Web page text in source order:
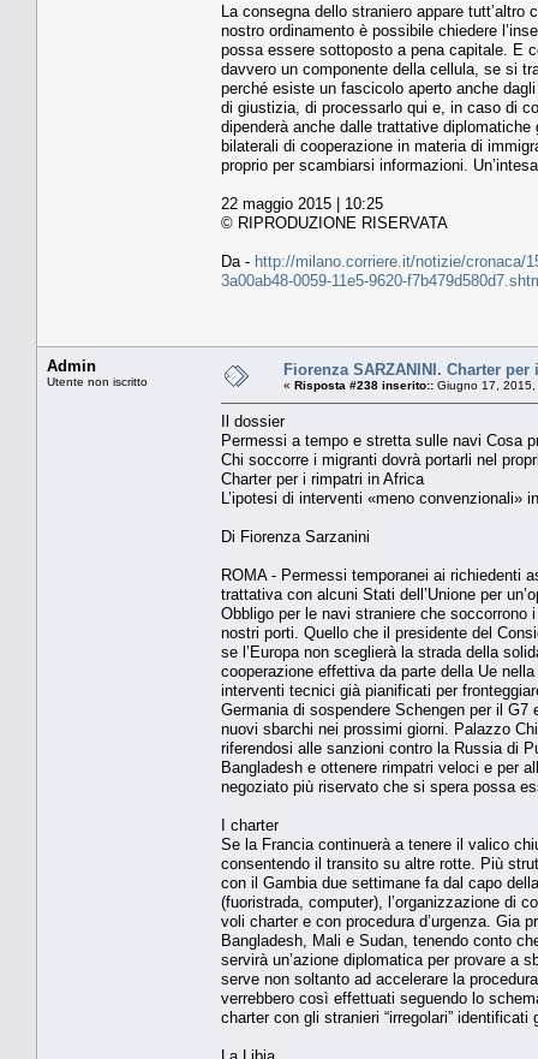
La consegna dello straniero appare
nostro ordinamento è possibile chiedere
possa essere sottoposto a pena capitale. E
davvero un componente della cellula, se si
perché esiste un fascicolo aperto anche
di giustizia, di processarlo qui e, in caso di
dipenderà anche dalle trattative
bilaterali di cooperazione in materia di
proprio per scambiarsi informazioni.
22 maggio 2015 | 10:25
© RIPRODUZIONE RISERVATA
Da - http://milano.corriere.it/notizie/cronaca/
3a00ab48-0059-11e5-9620-
Admin
Utente non iscritto
Fiorenza SARZANINI. Charter
« Risposta #238 inserito:: Giugno 17,
Il dossier
Permessi a tempo e stretta sulle navi Cosa
Chi soccorre i migranti dovrà portarli nel
Charter per i rimpatri in Africa
L’ipotesi di interventi «meno convenzionali»
Di Fiorenza Sarzanini
ROMA - Permessi temporanei ai richiedenti
trattativa con alcuni Stati dell’Unione per
Obbligo per le navi straniere che soccorrono
nostri porti. Quello che il presidente del
se l’Europa non sceglierà la strada della
cooperazione effettiva da parte della Ue
interventi tecnici già pianificati per
Germania di sospendere Schengen per il
nuovi sbarchi nei prossimi giorni. Palazzo
riferendosi alle sanzioni contro la Russia di
Bangladesh e ottenere rimpatri veloci e per
negoziato più riservato che si spera possa
I charter
Se la Francia continuerà a tenere il valico
consentendo il transito su altre rotte. Più
con il Gambia due settimane fa dal capo
(fuoristrada, computer), l’organizzazione di
voli charter e con procedura d’urgenza. Gia
Bangladesh, Mali e Sudan, tenendo conto
servirà un’azione diplomatica per provare a
serve non soltanto ad accelerare la
verrebbero così effettuati seguendo lo
charter con gli stranieri “irregolari”